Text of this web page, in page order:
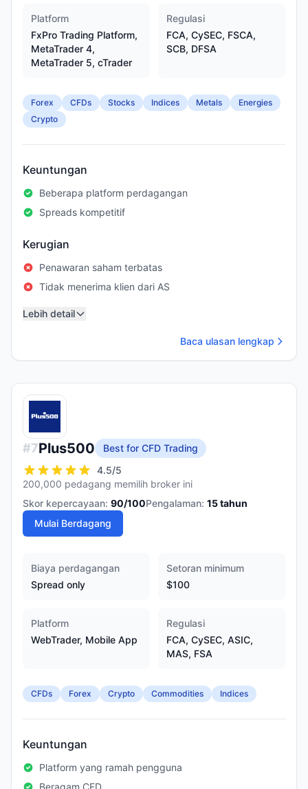
Platform
FxPro Trading Platform,
MetaTrader 4,
MetaTrader 5, cTrader
Regulasi
FCA, CySEC, FSCA,
SCB, DFSA
Forex CFDs Stocks Indices Metals
Energies
Crypto
Keuntungan
Beberapa platform perdagangan
Spreads kompetitif
Kerugian
Penawaran saham terbatas
Tidak menerima klien dari AS
Lebih detail
Baca ulasan lengkap
#7Plus500
Best for CFD Trading
4.5/5
200,000 pedagang memilih broker ini
Skor kepercayaan: 90/100Pengalaman: 15tahun
Mulai Berdagang
Biaya perdagangan
Spread only
Setoran minimum
$100
Platform
WebTrader, Mobile App
Regulasi
FCA, CySEC, ASIC,
MAS, FSA
CFDs Forex Crypto Commodities Indices
Keuntungan
Platform yang ramah pengguna
Beragam CFD